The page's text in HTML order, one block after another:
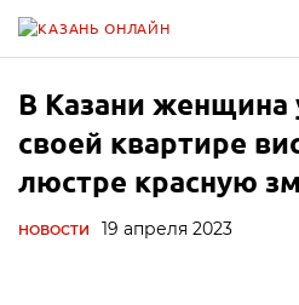
В Казани женщина
своей квартире
люстре красную
НОВОСТИ 19 апреля 2023